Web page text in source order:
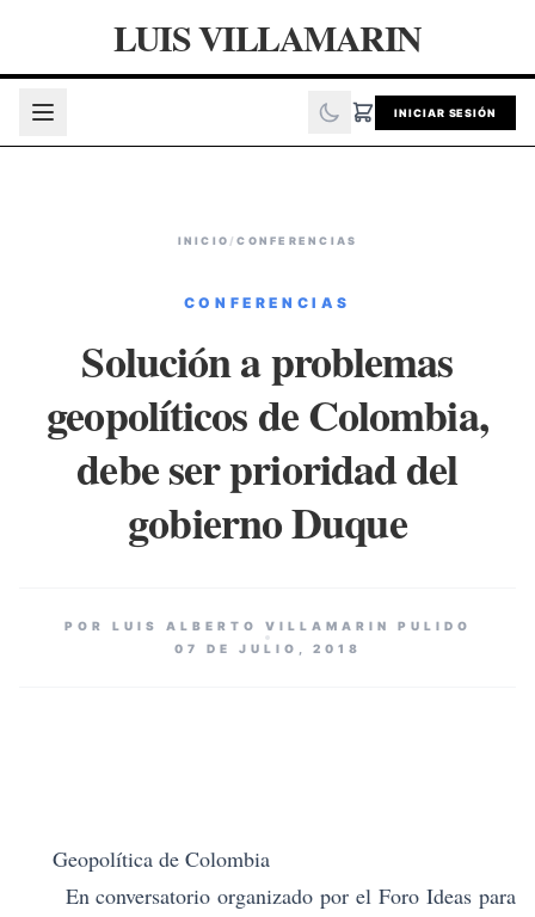
LUIS VILLAMARIN
INICIAR SESIÓN
INICIO /CONFERENCIAS
CONFERENCIAS
Solución a problemas
geopolíticos de Colombia,
debe ser prioridad del
gobierno Duque
POR LUIS ALBERTO VILLAMARIN PULIDO
07 DE JULIO, 2018
Geopolítica de Colombia
En conversatorio organizado por el Foro Ideas para